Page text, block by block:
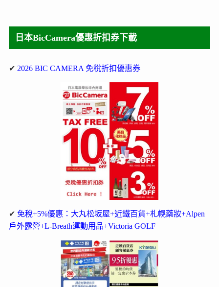
日本BicCamera優惠折扣券下載
✔ 2026 BIC CAMERA 免稅折扣優惠券
✔ 免稅+5%優惠：大丸松坂屋+近鐵百貨+札幌藥妝+Alpen
戶外露營+L-Breath運動用品+Victoria GOLF